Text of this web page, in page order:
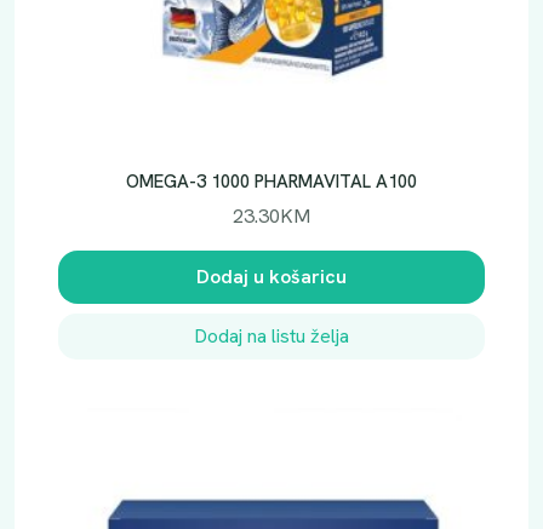
OMEGA-3 1000 PHARMAVITAL A100
23.30KM
Dodaj u košaricu
Dodaj na listu želja